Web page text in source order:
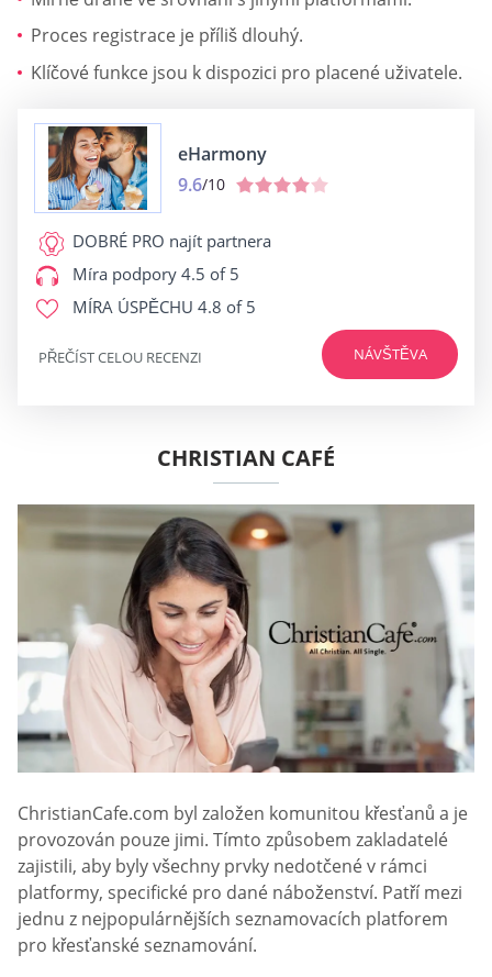
Proces registrace je příliš dlouhý.
Klíčové funkce jsou k dispozici pro placené uživatele.
eHarmony
9.6/10
DOBRÉ PRO najít partnera
Míra podpory 4.5 of 5
MÍRA ÚSPĚCHU 4.8 of 5
NÁVŠTĚVA
PŘEČÍST CELOU RECENZI
CHRISTIAN CAFÉ
ChristianCafe.com byl založen komunitou křesťanů a je
provozován pouze jimi. Tímto způsobem zakladatelé
zajistili, aby byly všechny prvky nedotčené v rámci
platformy, specifické pro dané náboženství. Patří mezi
jednu z nejpopulárnějších seznamovacích platforem
pro křesťanské seznamování.